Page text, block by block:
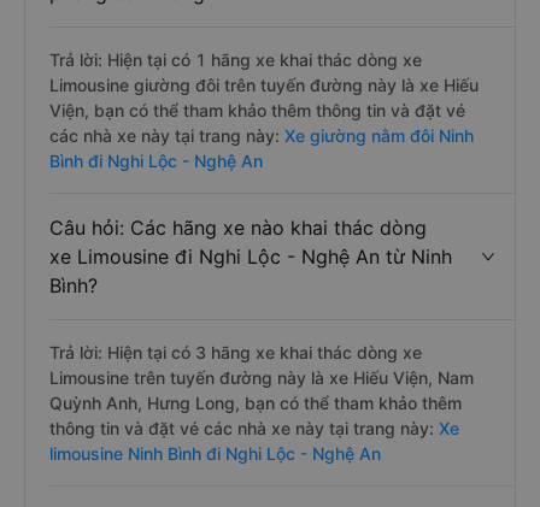
Trả lời: Hiện tại có 1 hãng xe khai thác dòng xe
Limousine giường đôi trên tuyến đường này là xe Hiếu
Viện, bạn có thể tham khảo thêm thông tin và đặt vé
các nhà xe này tại trang này: Xe giường nằm đôi Ninh
Bình đi Nghi Lộc - Nghệ An
Câu hỏi: Các hãng xe nào khai thác dòng
xe Limousine đi Nghi Lộc - Nghệ An từ Ninh
Bình?
Trả lời: Hiện tại có 3 hãng xe khai thác dòng xe
Limousine trên tuyến đường này là xe Hiếu Viện, Nam
Quỳnh Anh, Hưng Long, bạn có thể tham khảo thêm
thông tin và đặt vé các nhà xe này tại trang này: Xe
limousine Ninh Bình đi Nghi Lộc - Nghệ An